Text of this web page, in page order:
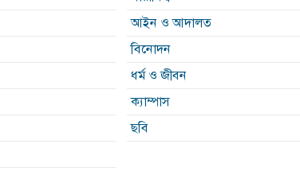
আইন ও আদালত
বিনোদন
ধর্ম ও জীবন
ক্যাম্পাস
ছবি